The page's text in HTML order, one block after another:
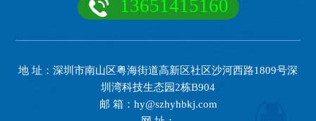
13651415160
地 址：深圳市南山区粤海街道高新区社区沙河西路1809号深
圳湾科技生态园2栋B904
邮 箱：hy@szhyhbkj.com